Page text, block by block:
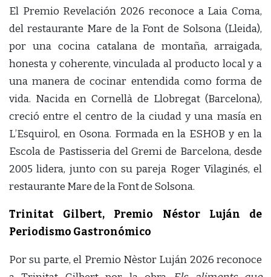
El Premio Revelación 2026 reconoce a Laia Coma,
del restaurante Mare de la Font de Solsona (Lleida),
por una cocina catalana de montaña, arraigada,
honesta y coherente, vinculada al producto local y a
una manera de cocinar entendida como forma de
vida. Nacida en Cornellà de Llobregat (Barcelona),
creció entre el centro de la ciudad y una masía en
L’Esquirol, en Osona. Formada en la ESHOB y en la
Escola de Pastisseria del Gremi de Barcelona, desde
2005 lidera, junto con su pareja Roger Vilaginés, el
restaurante Mare de la Font de Solsona.
Trinitat Gilbert, Premio Néstor Luján de
Periodismo Gastronómico
Por su parte, el Premio Nèstor Luján 2026 reconoce